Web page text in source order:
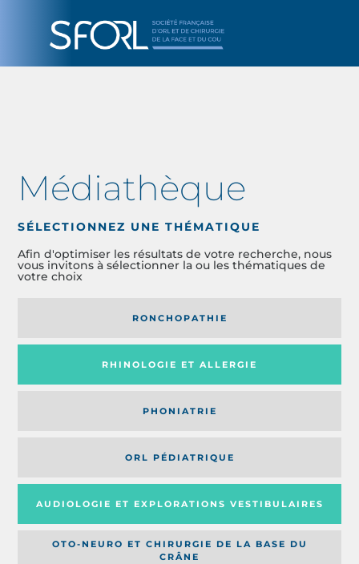
Médiathèque
SÉLECTIONNEZ UNE THÉMATIQUE
Afin d'optimiser les résultats de votre recherche, nous
vous invitons à sélectionner la ou les thématiques de
votre choix
RONCHOPATHIE
RHINOLOGIE ET ALLERGIE
PHONIATRIE
ORL PÉDIATRIQUE
AUDIOLOGIE ET EXPLORATIONS VESTIBULAIRES
OTO-NEURO ET CHIRURGIE DE LA BASE DU
CRÂNE